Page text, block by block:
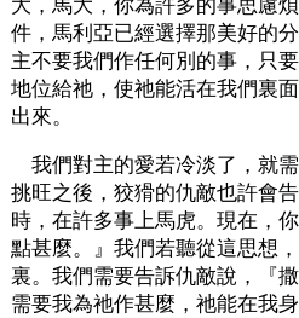
大，馬大，你為許多的事思慮
件，馬利亞已經選擇那美好的
主不要我們作任何別的事，只
地位給祂，使祂能活在我們裏
出來。
我們對主的愛若冷淡了，就
挑旺之後，狡猾的仇敵也許會
時，在許多事上馬虎。現在，
點甚麼。』我們若聽從這思想
裏。我們需要告訴仇敵說，『
需要我為祂作甚麼，祂能在我